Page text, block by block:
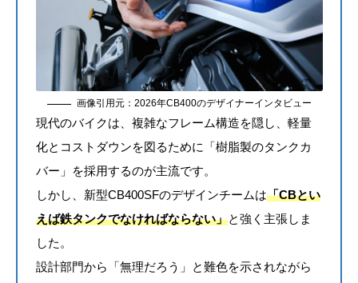
画像引用元： 2026年CB400のデザイナーインタビュー
現代のバイクは、複雑なフレーム構造を隠し、軽量
化とコストダウンを図るために「樹脂製のタンクカ
バー」を採用するのが主流です。
しかし、新型CB400SFのデザインチームは「CBとい
えば鉄タンクでなければならない」と強く主張しま
した。
設計部門から「無理だろう」と難色を示されながら